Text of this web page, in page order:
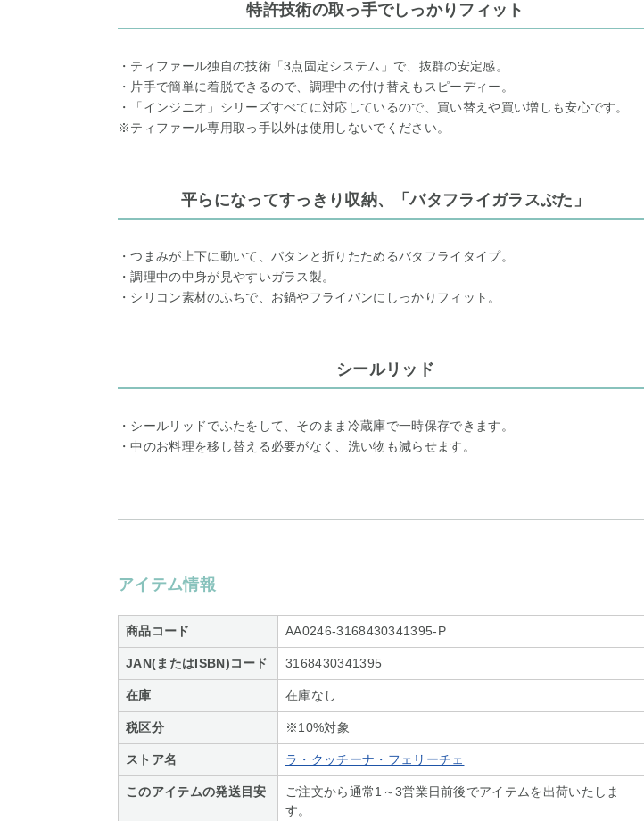
特許技術の取っ手でしっかりフィット
・ティファール独自の技術「3点固定システム」で、抜群の安定感。
・片手で簡単に着脱できるので、調理中の付け替えもスピーディー。
・「インジニオ」シリーズすべてに対応しているので、買い替えや買い増しも安心です。
※ティファール専用取っ手以外は使用しないでください。
平らになってすっきり収納、「バタフライガラスぶた」
・つまみが上下に動いて、パタンと折りたためるバタフライタイプ。
・調理中の中身が見やすいガラス製。
・シリコン素材のふちで、お鍋やフライパンにしっかりフィット。
シールリッド
・シールリッドでふたをして、そのまま冷蔵庫で一時保存できます。
・中のお料理を移し替える必要がなく、洗い物も減らせます。
アイテム情報
商品コード AA0246-3168430341395-P
JAN(またはISBN)コード 3168430341395
在庫 在庫なし
税区分 ※10%対象
ストア名 ラ・クッチーナ・フェリーチェ
このアイテムの発送目安
ご注文から通常1～3営業日前後でアイテムを出荷いたしま
す。